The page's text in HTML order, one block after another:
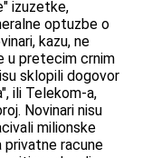
izuzetke,
optuzbe o
kazu, ne
u pretecim crnim
sklopili dogovor
ili Telekom-a,
Novinari nisu
milionske
privatne racune